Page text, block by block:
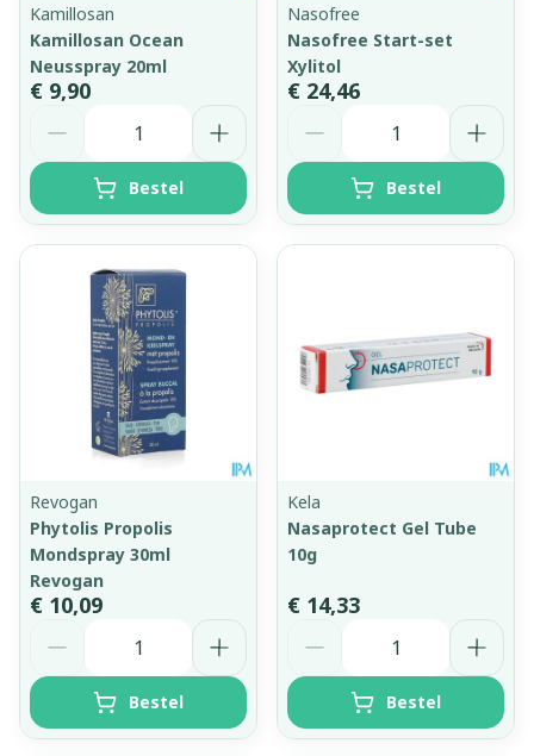
Kamillosan
Kamillosan Ocean
Neusspray 20ml
€ 9,90
Bestel
Nasofree
Nasofree Start-set
Xylitol
€ 24,46
Bestel
Revogan
Phytolis Propolis
Mondspray 30ml
Revogan
€ 10,09
Bestel
Kela
Nasaprotect Gel Tube
10g
€ 14,33
Bestel